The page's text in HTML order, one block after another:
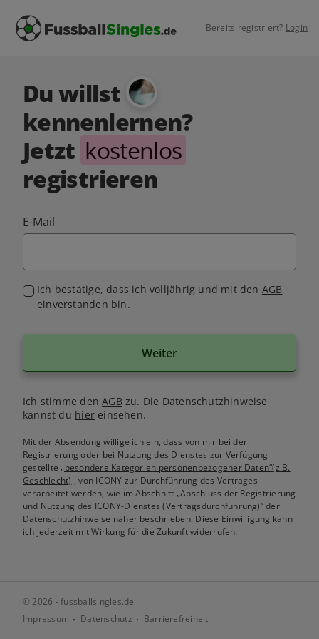
Bereits registriert? Login
Du willst
kennenlernen?
Jetzt kostenlos
registrieren
E-Mail
Ich bestätige, dass ich volljährig und mit den AGB
einverstanden bin.
Weiter
Ich stimme denAGB zu. Die Datenschutzhinweise
kannst du hiereinsehen.
Mit der Absendung willige ich ein, dass von mir bei der
Registrierung oder bei Nutzung des Dienstes zur Verfügung
gestellte„besondere Kategorien personenbezogener Daten“(z.B.
Geschlecht) , von ICONY zur Durchführung des Vertrages
verarbeitet werden, wie im Abschnitt „Abschluss der Registrierung
und Nutzung des ICONY-Dienstes (Vertragsdurchführung)“ der
Datenschutzhinweise näher beschrieben. Diese Einwilligung kann
ich jederzeit mit Wirkung für die Zukunft widerrufen.
© 2026 - fussballsingles.de
Impressum
Datenschutz Barrierefreiheit